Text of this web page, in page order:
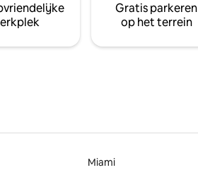
Gratis parkeren
op het terrein
Miami